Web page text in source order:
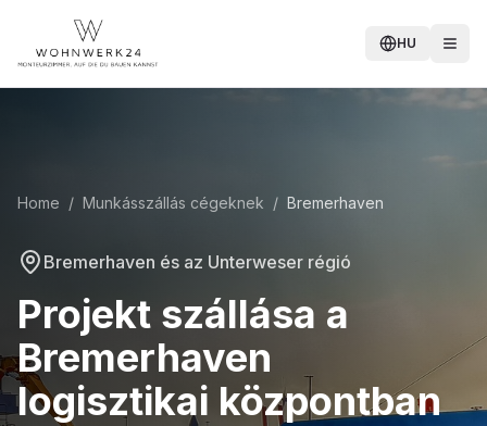
HU
Home / Munkásszállás cégeknek / Bremerhaven
Bremerhaven és az Unterweser régió
Projekt szállása a
Bremerhaven
logisztikai központban